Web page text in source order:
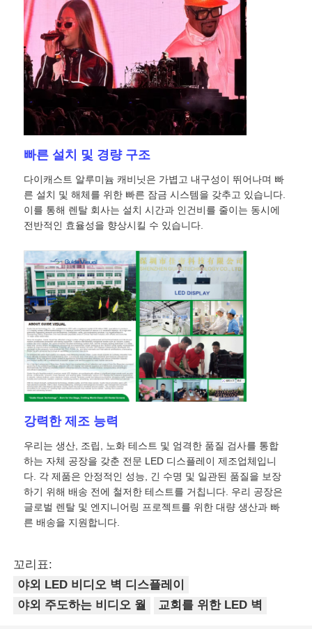
VR 쇼
회사 소개
공장 견학
품질 관리
문의하기
뉴스
사례
견적 요청
LED 비디오 월 디스플레이
연주회는 스크린을 이끌었습니다
스테이지 LED 화면 임대
COB LED 비디오 월
투명한 LED 디스플레이
빠른 설치 및 경량 구조
다이캐스트 알루미늄 캐비닛은 가볍고 내구성이 뛰어나며 빠
른 설치 및 해체를 위한 빠른 잠금 시스템을 갖추고 있습니다.
이를 통해 렌탈 회사는 설치 시간과 인건비를 줄이는 동시에
전반적인 효율성을 향상시킬 수 있습니다.
강력한 제조 능력
우리는 생산, 조립, 노화 테스트 및 엄격한 품질 검사를 통합
하는 자체 공장을 갖춘 전문 LED 디스플레이 제조업체입니
다. 각 제품은 안정적인 성능, 긴 수명 및 일관된 품질을 보장
하기 위해 배송 전에 철저한 테스트를 거칩니다. 우리 공장은
글로벌 렌탈 및 엔지니어링 프로젝트를 위한 대량 생산과 빠
른 배송을 지원합니다.
꼬리표:
야외 LED 비디오 벽 디스플레이
야외 주도하는 비디오 월
교회를 위한 LED 벽